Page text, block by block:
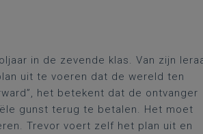
in de zevende klas. Van zijn
uit te voeren dat de wereld ten
het betekent dat de ontvanger
gunst terug te betalen. Het moet
Trevor voert zelf het plan uit en